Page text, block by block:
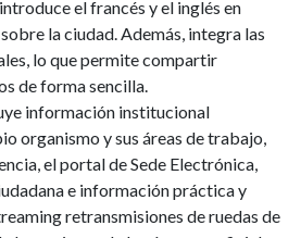
el francés y el inglés en
la ciudad. Además, integra las
lo que permite compartir
de forma sencilla.
información institucional
organismo y sus áreas de trabajo,
el portal de Sede Electrónica,
e información práctica y
retransmisiones de ruedas de